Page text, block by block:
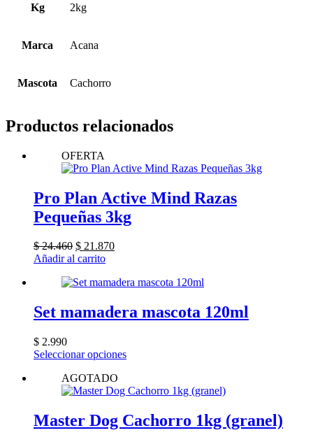
Kg 2kg
Marca Acana
Mascota Cachorro
Productos relacionados
OFERTA
Pro Plan Active Mind Razas
Pequeñas 3kg
$24.460 El
precio
era:
$ 21.870El
es:
Añadir al carrito
Set mamadera mascota 120ml
$ 2.990
Seleccionar opcionesEste
múltiples
Las
opciones
AGOTADO
Master Dog Cachorro 1kg (granel)